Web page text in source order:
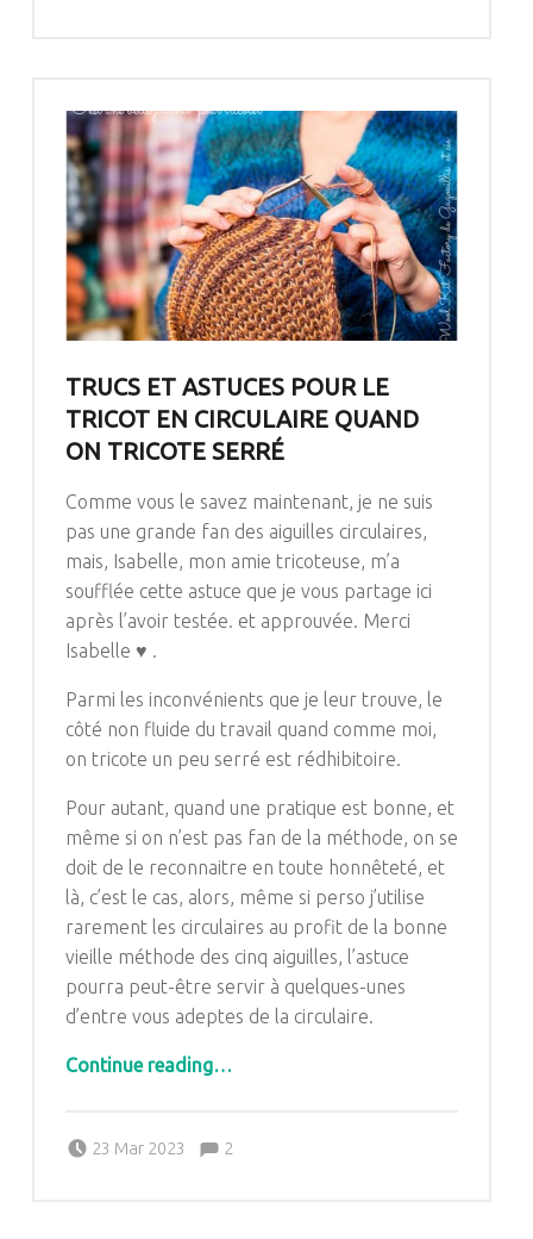
TRUCS ET ASTUCES POUR LE
TRICOT EN CIRCULAIRE QUAND
ON TRICOTE SERRÉ
Comme vous le savez maintenant, je ne suis
pas une grande fan des aiguilles circulaires,
mais, Isabelle, mon amie tricoteuse, m’a
soufflée cette astuce que je vous partage ici
après l’avoir testée. et approuvée. Merci
Isabelle ♥ .
Parmi les inconvénients que je leur trouve, le
côté non fluide du travail quand comme moi,
on tricote un peu serré est rédhibitoire.
Pour autant, quand une pratique est bonne, et
même si on n’est pas fan de la méthode, on se
doit de le reconnaitre en toute honnêteté, et
là, c’est le cas, alors, même si perso j’utilise
rarement les circulaires au profit de la bonne
vieille méthode des cinq aiguilles, l’astuce
pourra peut-être servir à quelques-unes
d’entre vous adeptes de la circulaire.
Continue reading“Trucs et astuces pour le tricot en circulaire quand on tricote serré”
…
23 Mar 2023
Pascale G&-BdC-WKF
Comments:2